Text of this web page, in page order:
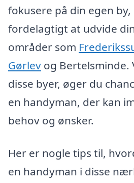
fokusere på din egen
fordelagtigt at udvide
områder som
Gørlev og Bertelsminde.
disse byer, øger du
en handyman, der kan
behov og ønsker.
Her er nogle tips til,
en handyman i disse